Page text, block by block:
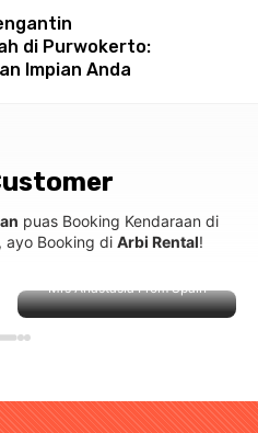
di Purwokerto:
Impian Anda
puas Booking Kendaraan di
ayo Booking di Arbi Rental!
Mrs Anastasia From Spain